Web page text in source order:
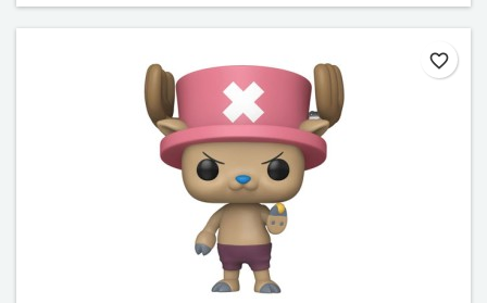
favorite_border